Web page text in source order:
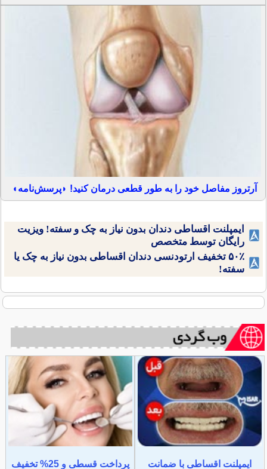
آرتروز مفاصل خود را به طور قطعی درمان کنید! ◗پرسش‌نامه◖
ایمپلنت اقساطی دندان بدون نیاز به چک و سفته! ویزیت
رایگان توسط متخصص
۵۰٪ تخفیف ارتودنسی دندان اقساطی بدون نیاز به چک یا
سفته!
ایمپلنت اقساطی با ضمانت
پرداخت قسطی و 25% تخفیف